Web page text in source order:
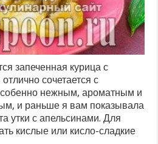
запеченная курица с
сочетается с
нежным, ароматным и
и раньше я вам показывала
утки с апельсинами. Для
кислые или кисло-сладкие